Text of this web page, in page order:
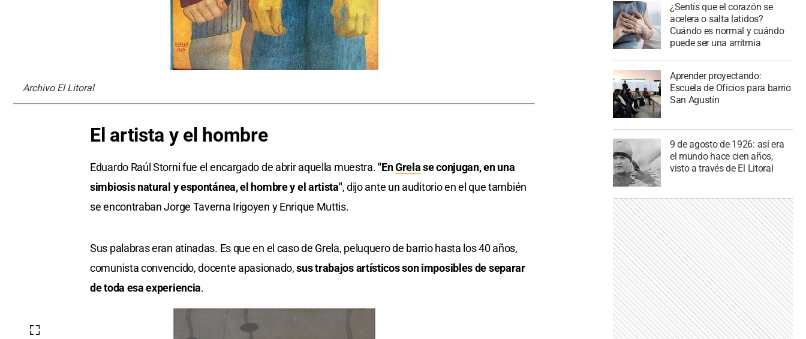
Archivo El Litoral
El artista y el hombre
Eduardo Raúl Storni fue el encargado de abrir aquella muestra."EnGrelase conjugan, en una
simbiosis natural y espontánea, el hombre y el artista", dijo ante un auditorio en el que también
se encontraban Jorge Taverna Irigoyen y Enrique Muttis.
Sus palabras eran atinadas. Es que en el caso de Grela, peluquero de barrio hasta los 40 años,
comunista convencido, docente apasionado,sus trabajos artísticos son imposibles de separar
de toda esa experiencia.
¿Sentís que el corazón se
acelera o salta latidos?
Cuándo es normal y cuándo
puede ser una arritmia
Aprender proyectando:
Escuela de Oficios para barrio
San Agustín
9 de agosto de 1926: así era
el mundo hace cien años,
visto a través de El Litoral